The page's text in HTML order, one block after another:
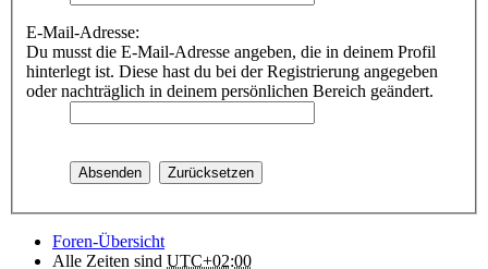
E-Mail-Adresse:
Du musst die E-Mail-Adresse angeben, die in deinem Profil
hinterlegt ist. Diese hast du bei der Registrierung angegeben
oder nachträglich in deinem persönlichen Bereich geändert.
Foren-Übersicht
Alle Zeiten sind UTC+02:00